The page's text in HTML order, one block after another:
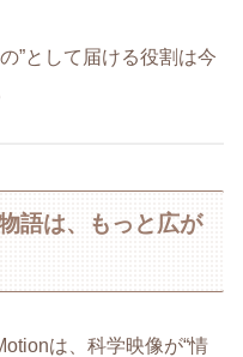
”として届ける役割は今
語は、もっと広が
は、科学映像が“情